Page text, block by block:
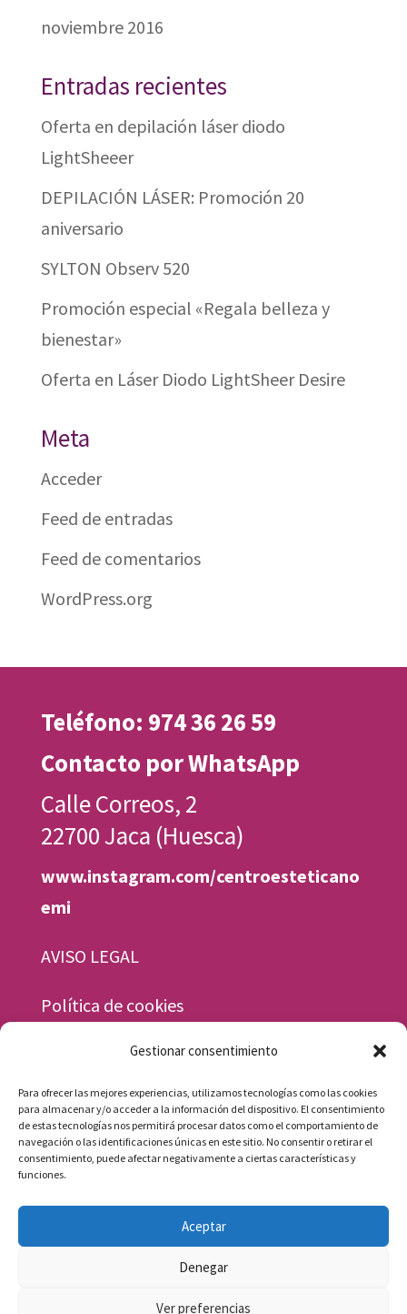
Gestionar consentimiento
Para ofrecer las mejores experiencias, utilizamos tecnologías como las cookies
para almacenar y/o acceder a la información del dispositivo. El consentimiento
de estas tecnologías nos permitirá procesar datos como el comportamiento de
navegación o las identificaciones únicas en este sitio. No consentir o retirar el
consentimiento, puede afectar negativamente a ciertas características y
funciones.
Aceptar
Denegar
Ver preferencias
noviembre 2016
Entradas recientes
Oferta en depilación láser diodo
LightSheeer
DEPILACIÓN LÁSER: Promoción 20
aniversario
SYLTON Observ 520
Promoción especial «Regala belleza y
bienestar»
Oferta en Láser Diodo LightSheer Desire
Meta
Acceder
Feed de entradas
Feed de comentarios
WordPress.org
Teléfono: 974 36 26 59
Contacto por WhatsApp
Calle Correos, 2
22700 Jaca (Huesca)
www.instagram.com/centroesteticano
emi
AVISO LEGAL
Política de cookies
Lunes a viernes, de 9.30 a 13.30 y de 15.30 a
19.30 h.
Sábados, de 9.30 a 13.30 h.